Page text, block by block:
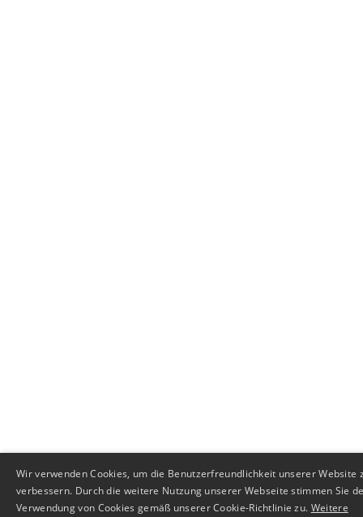
Wir verwenden Cookies, um die Benutzerfreundlichkeit unserer Website
verbessern. Durch die weitere Nutzung unserer Webseite stimmen Sie
Verwendung von Cookies gemäß unserer Cookie-Richtlinie zu. Weitere